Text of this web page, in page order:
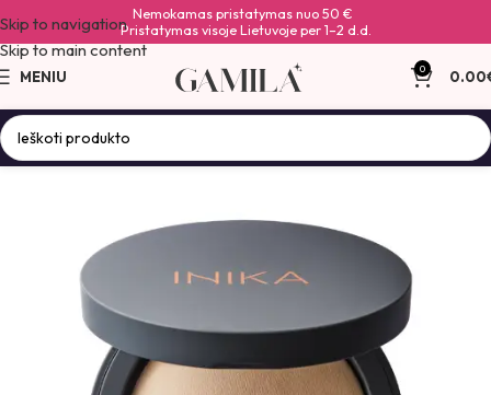
Skip to navigation
Skip to main content
Nemokamas pristatymas nuo 50 €
Pristatymas visoje Lietuvoje per 1–2 d.d.
MENIU 0 0.00